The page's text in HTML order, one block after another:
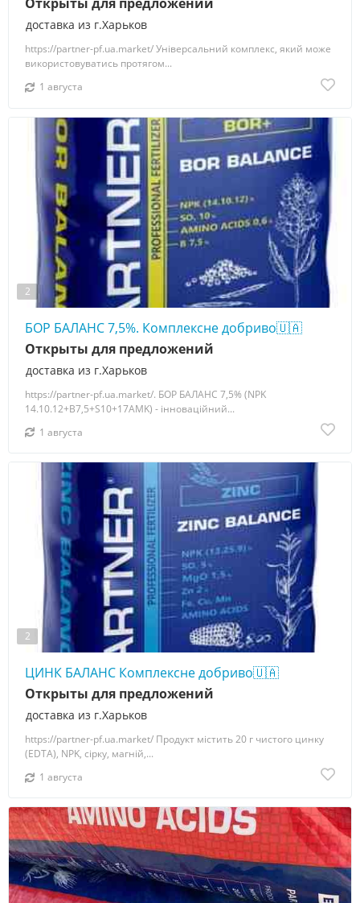
доставка из г.Харьков
https://partner-pf.ua.market/ Універсальний комплекс, який може
використовуватись протягом...
1 августа
2
БОР БАЛАНС 7,5%. Комплексне добриво🇺🇦
доставка из г.Харьков
Открыты для предложений
https://partner-pf.ua.market/. БОР БАЛАНС 7,5% (NPK
14.10.12+B7,5+S10+17AMK) - інноваційний...
1 августа
2
ЦИНК БАЛАНС Комплексне добриво🇺🇦
доставка из г.Харьков
Открыты для предложений
https://partner-pf.ua.market/ Продукт містить 20 г чистого цинку
(EDTA), NPK, сірку, магній,...
1 августа